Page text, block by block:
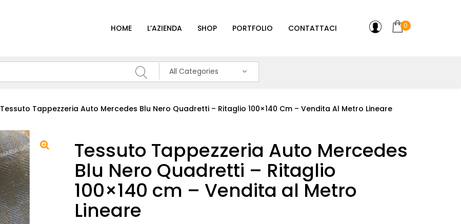
HOME L’AZIENDA SHOP PORTFOLIO CONTATTACI 0
All Categories
Tessuto Tappezzeria Auto Mercedes Blu Nero Quadretti – Ritaglio 100×140 Cm – Vendita Al Metro Lineare
Tessuto Tappezzeria Auto Mercedes
Blu Nero Quadretti – Ritaglio
100×140 cm – Vendita al Metro
Lineare